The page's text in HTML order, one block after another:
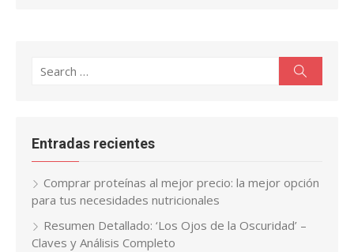
Search
Entradas recientes
Comprar proteínas al mejor precio: la mejor opción
para tus necesidades nutricionales
Resumen Detallado: ‘Los Ojos de la Oscuridad’ –
Claves y Análisis Completo